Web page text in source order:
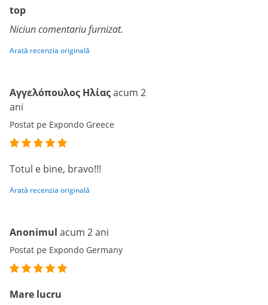
top
Niciun comentariu furnizat.
Arată recenzia originală
Αγγελόπουλος Ηλίαςacum 2
ani
Postat pe Expondo Greece
Totul e bine, bravo!!!
Arată recenzia originală
Anonimul acum 2 ani
Postat pe Expondo Germany
Mare lucru